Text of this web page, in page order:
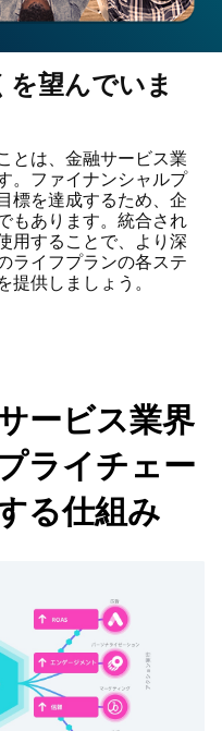
望んでいま
とは、金融サービス業
。ファイナンシャルプ
標を達成するため、企
もあります。統合され
用することで、より深
ライフプランの各ステ
提供しましょう。
ービス業界
ライチェー
る仕組み